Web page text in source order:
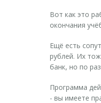
Вот как это
окончания
Ещё есть
рублей. Их
банк, но по
Программа
- вы имеете